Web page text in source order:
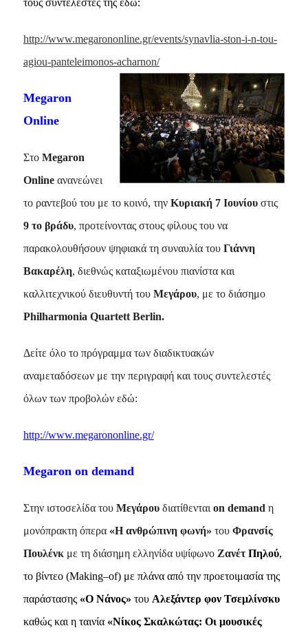
τους συντελεστές της εδώ:
http://www.megarononline.gr/events/synavlia-ston-i-n-tou-
agiou-panteleimonos-acharnon/
Megaron
Online
Στο Megaron
Onlineανανεώνει
το ραντεβού του με το κοινό, την Κυριακή 7 Ιουνίου στις
9 το βράδυ, προτείνοντας στους φίλους του να
παρακολουθήσουν ψηφιακά τη συναυλία του Γιάννη
Βακαρέλη, διεθνώς καταξιωμένου πιανίστα και
καλλιτεχνικού διευθυντή του Μεγάρου, με το διάσημο
Philharmonia Quartett Berlin.
Δείτε όλο το πρόγραμμα των διαδικτυακών
αναμεταδόσεων με την περιγραφή και τους συντελεστές
όλων των προβολών εδώ:
http://www.megarononline.gr/
Megaron on demand
Στην ιστοσελίδα του Μεγάρου διατίθενται οn demand η
μονόπρακτη όπερα «Η ανθρώπινη φωνή» τουΦρανσίς
Πουλένκ με τη διάσημη ελληνίδα υψίφωνο ΖανέτΠηλού,
το βίντεο (Making–of) με πλάνα από την προετοιμασία της
παράστασης «Ο Νάνος» του Αλεξάντερ φον Τσεμλίνσκυ
καθώς και η ταινία «Νίκος Σκαλκώτας: Οι μουσικές